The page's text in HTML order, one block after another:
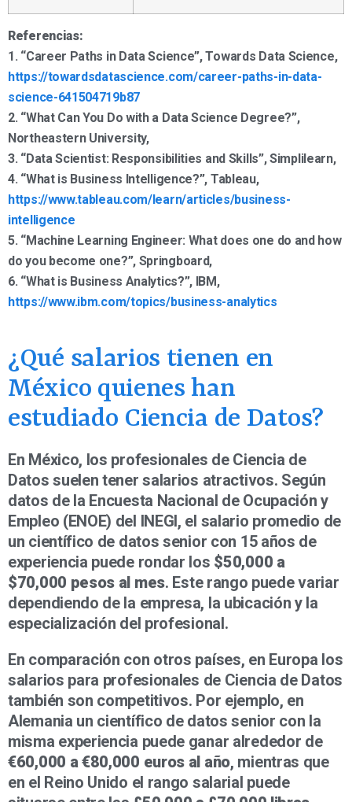
Referencias:
1. “Career Paths in Data Science”, Towards Data Science,
https://towardsdatascience.com/career-paths-in-data-
science-641504719b87
2. “What Can You Do with a Data Science Degree?”,
Northeastern University,
3. “Data Scientist: Responsibilities and Skills”, Simplilearn,
4. “What is Business Intelligence?”, Tableau,
https://www.tableau.com/learn/articles/business-
intelligence
5. “Machine Learning Engineer: What does one do and how
do you become one?”, Springboard,
6. “What is Business Analytics?”, IBM,
https://www.ibm.com/topics/business-analytics
¿Qué salarios tienen en
México quienes han
estudiado Ciencia de Datos?
En México, los profesionales de Ciencia de
Datos suelen tener salarios atractivos. Según
datos de la Encuesta Nacional de Ocupación y
Empleo (ENOE) del INEGI, el salario promedio de
un científico de datos senior con 15 años de
experiencia puede rondar los $50,000 a
$70,000 pesos al mes. Este rango puede variar
dependiendo de la empresa, la ubicación y la
especialización del profesional.
En comparación con otros países, en Europa los
salarios para profesionales de Ciencia de Datos
también son competitivos. Por ejemplo, en
Alemania un científico de datos senior con la
misma experiencia puede ganar alrededor de
€60,000 a €80,000 euros al año, mientras que
en el Reino Unido el rango salarial puede